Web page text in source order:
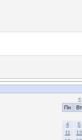
«
Пн
Вт
4
5
11
12